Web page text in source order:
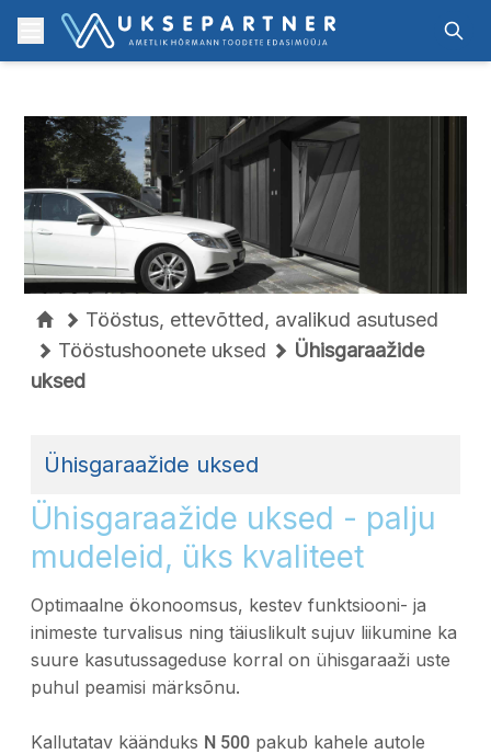
Skip to content
Otsi
Menu
Tööstus, ettevõtted, avalikud asutused
Tööstushoonete uksed
Ühisgaraažide
uksed
Ühisgaraažide uksed
Ühisgaraažide uksed - palju
mudeleid, üks kvaliteet
Optimaalne ökonoomsus, kestev funktsiooni- ja
inimeste turvalisus ning täiuslikult sujuv liikumine ka
suure kasutussageduse korral on ühisgaraaži uste
puhul peamisi märksõnu.
Kallutatav käänduks N 500 pakub kahele autole